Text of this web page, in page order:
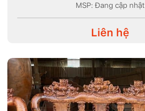
MSP: Đang cập nhật
Liên hệ